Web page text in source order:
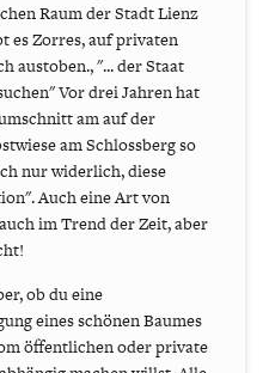
Raum der Stadt Lienz
es Zorres, auf privaten
austoben., "... der Staat
Vor drei Jahren hat
am auf der
am Schlossberg so
nur widerlich, diese
Auch eine Art von
im Trend der Zeit, aber
ob du eine
eines schönen Baumes
öffentlichen oder private